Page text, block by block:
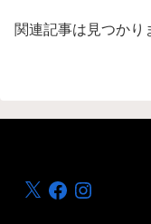
関連記事は見つかり
X FacebookInstagram